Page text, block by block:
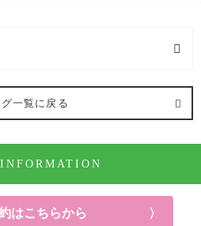
一覧に戻る
はこちらから